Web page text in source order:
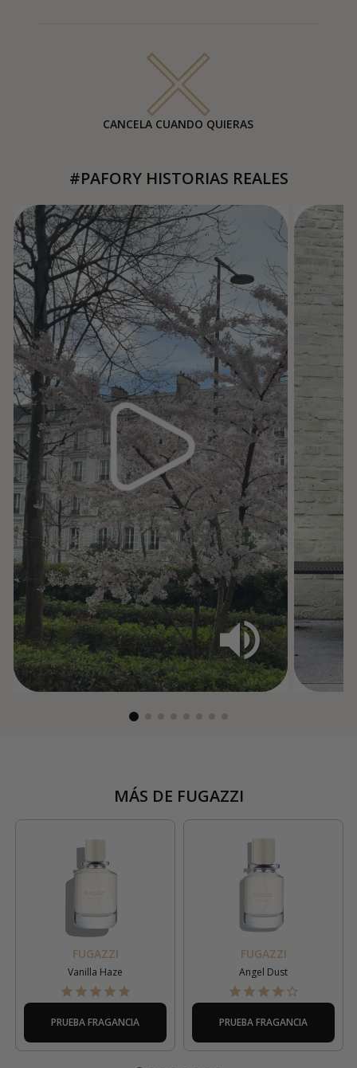
CANCELA CUANDO QUIERAS
#PAFORY HISTORIAS REALES
MÁS DE FUGAZZI
FUGAZZI
Vanilla Haze
PRUEBA FRAGANCIA
FUGAZZI
Angel Dust
PRUEBA FRAGANCIA